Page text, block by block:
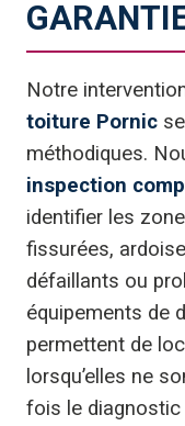
Notre
toiture Pornic
méthodiques.
inspection
identifier les
fissurées,
défaillants ou
équipements de
permettent de
lorsqu’elles ne
fois le